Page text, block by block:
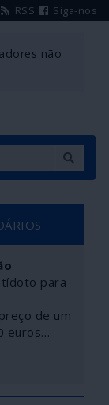
RSS Siga-nos
não
para
de um
euros…